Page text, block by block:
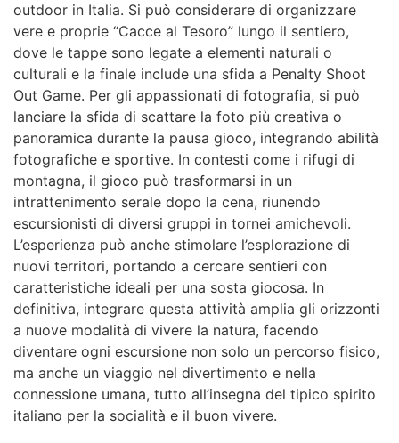
outdoor in Italia. Si può considerare di organizzare
vere e proprie “Cacce al Tesoro” lungo il sentiero,
dove le tappe sono legate a elementi naturali o
culturali e la finale include una sfida a Penalty Shoot
Out Game. Per gli appassionati di fotografia, si può
lanciare la sfida di scattare la foto più creativa o
panoramica durante la pausa gioco, integrando abilità
fotografiche e sportive. In contesti come i rifugi di
montagna, il gioco può trasformarsi in un
intrattenimento serale dopo la cena, riunendo
escursionisti di diversi gruppi in tornei amichevoli.
L’esperienza può anche stimolare l’esplorazione di
nuovi territori, portando a cercare sentieri con
caratteristiche ideali per una sosta giocosa. In
definitiva, integrare questa attività amplia gli orizzonti
a nuove modalità di vivere la natura, facendo
diventare ogni escursione non solo un percorso fisico,
ma anche un viaggio nel divertimento e nella
connessione umana, tutto all’insegna del tipico spirito
italiano per la socialità e il buon vivere.